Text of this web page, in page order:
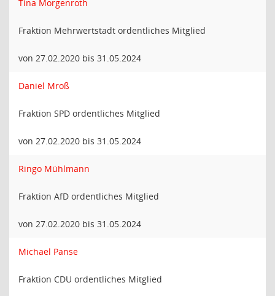
Tina Morgenroth
Fraktion Mehrwertstadt ordentliches Mitglied
von 27.02.2020 bis 31.05.2024
Daniel Mroß
Fraktion SPD ordentliches Mitglied
von 27.02.2020 bis 31.05.2024
Ringo Mühlmann
Fraktion AfD ordentliches Mitglied
von 27.02.2020 bis 31.05.2024
Michael Panse
Fraktion CDU ordentliches Mitglied